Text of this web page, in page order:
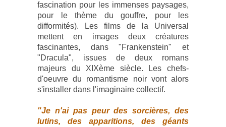
fascination pour les immenses paysages,
pour le thème du gouffre, pour les
difformités). Les films de la Universal
mettent en images deux créatures
fascinantes, dans "Frankenstein" et
"Dracula", issues de deux romans
majeurs du XIXème siècle. Les chefs-
d'oeuvre du romantisme noir vont alors
s'installer dans l'imaginaire collectif.
"Je n'ai pas peur des sorcières, des
lutins, des apparitions, des géants